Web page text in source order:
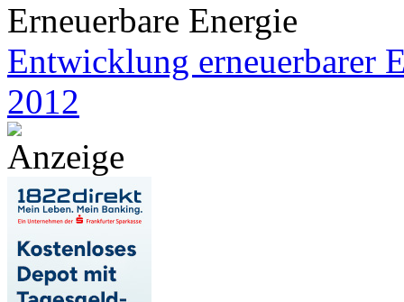
Erneuerbare Energie
Entwicklung erneuerbarer
2012
Anzeige